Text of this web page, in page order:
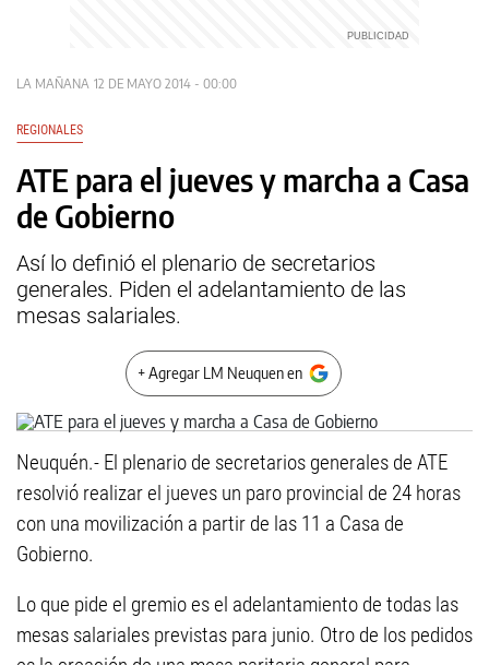
LA MAÑANA 12 DE MAYO 2014 - 00:00
REGIONALES
ATE para el jueves y marcha a Casa
de Gobierno
Así lo definió el plenario de secretarios
generales. Piden el adelantamiento de las
mesas salariales.
+ Agregar LM Neuquen en
Neuquén.- El plenario de secretarios generales de ATE
resolvió realizar el jueves un paro provincial de 24 horas
con una movilización a partir de las 11 a Casa de
Gobierno.
Lo que pide el gremio es el adelantamiento de todas las
mesas salariales previstas para junio. Otro de los pedidos